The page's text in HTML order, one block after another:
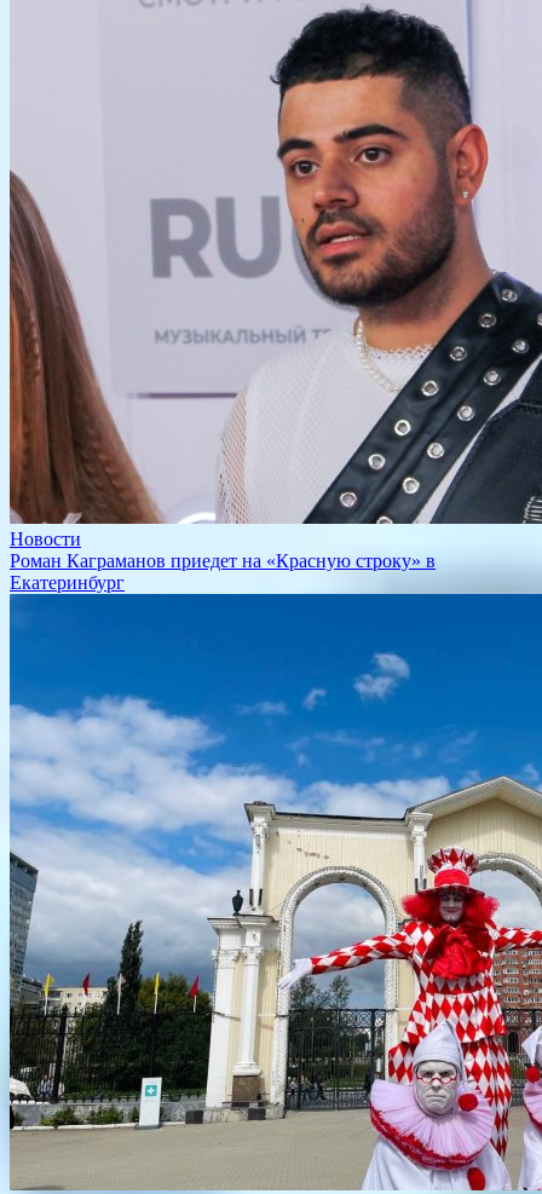
Новости
​Роман Каграманов приедет на «Красную строку» в
Екатеринбург